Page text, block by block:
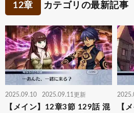
12章 カテゴリの最新記事
2025.09.10 2025.09.11更新
【メイン】12章3節 129話 混
【